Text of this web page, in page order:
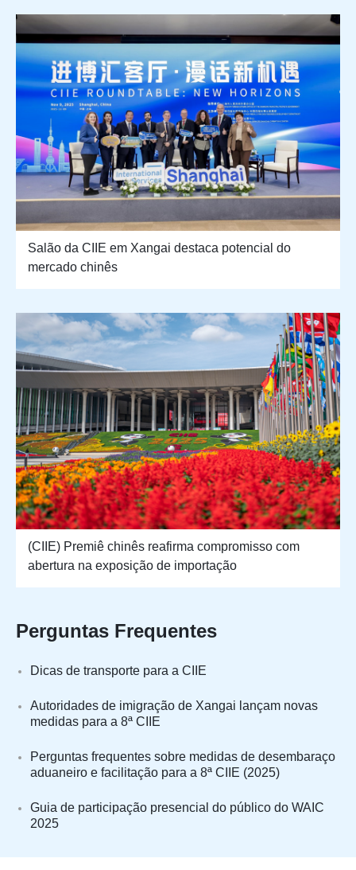
Salão da CIIE em Xangai destaca potencial do
mercado chinês
(CIIE) Premiê chinês reafirma compromisso com
abertura na exposição de importação
Perguntas Frequentes
Dicas de transporte para a CIIE
Autoridades de imigração de Xangai lançam novas
medidas para a 8ª CIIE
Perguntas frequentes sobre medidas de desembaraço
aduaneiro e facilitação para a 8ª CIIE (2025)
Guia de participação presencial do público do WAIC
2025